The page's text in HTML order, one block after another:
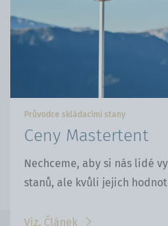
Průvodce skládacími stany
Ceny Mastertent
Nechceme, aby si nás lidé
stanů, ale kvůli jejich
Viz. Článek